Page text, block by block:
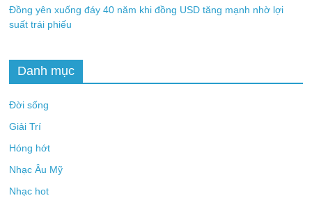
Đồng yên xuống đáy 40 năm khi đồng USD tăng mạnh nhờ lợi
suất trái phiếu
Danh mục
Đời sống
Giải Trí
Hóng hớt
Nhạc Âu Mỹ
Nhạc hot